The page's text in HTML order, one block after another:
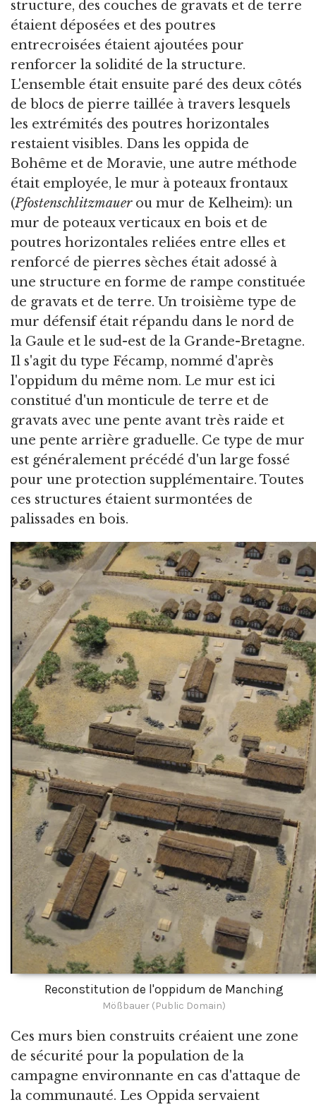
structure, des couches de gravats et de terre
étaient déposées et des poutres
entrecroisées étaient ajoutées pour
renforcer la solidité de la structure.
L'ensemble était ensuite paré des deux côtés
de blocs de pierre taillée à travers lesquels
les extrémités des poutres horizontales
restaient visibles. Dans les oppida de
Bohême et de Moravie, une autre méthode
était employée, le mur à poteaux frontaux
(Pfostenschlitzmauerou mur de Kelheim): un
mur de poteaux verticaux en bois et de
poutres horizontales reliées entre elles et
renforcé de pierres sèches était adossé à
une structure en forme de rampe constituée
de gravats et de terre. Un troisième type de
mur défensif était répandu dans le nord de
la Gaule et le sud-est de la Grande-Bretagne.
Il s'agit du type Fécamp, nommé d'après
l'oppidum du même nom. Le mur est ici
constitué d'un monticule de terre et de
gravats avec une pente avant très raide et
une pente arrière graduelle. Ce type de mur
est généralement précédé d'un large fossé
pour une protection supplémentaire. Toutes
ces structures étaient surmontées de
palissades en bois.
Reconstitution de l'oppidum de Manching
Mößbauer (Public Domain)
Ces murs bien construits créaient une zone
de sécurité pour la population de la
campagne environnante en cas d'attaque de
la communauté. Les Oppida servaient